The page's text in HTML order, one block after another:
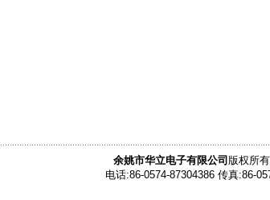
余姚市华立电子有限公司 版权所
电话:86-0574-87304386 传真:86-